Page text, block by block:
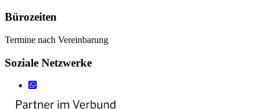
Bürozeiten
Termine nach Vereinbarung
Soziale Netzwerke